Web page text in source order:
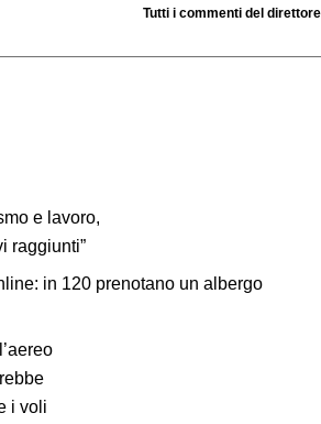
Tutti i commenti del direttore
e lavoro,
raggiunti”
in 120 prenotano un albergo
i voli